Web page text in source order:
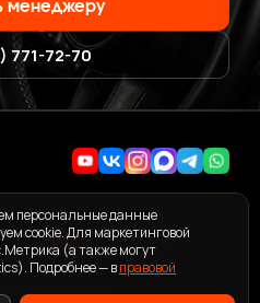
менеджеру
771-72-70
СЕРВИСА ABKOREA
персональные данные
cookie. Для маркетинговой
(а также могут
Подробнее — вправовой